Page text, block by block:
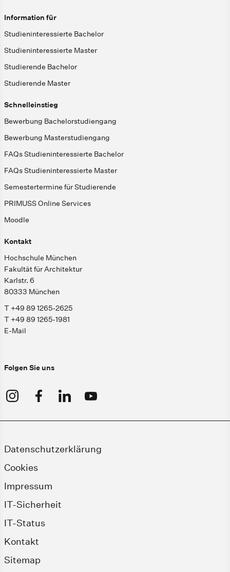
Information für
Studieninteressierte Bachelor
Studieninteressierte Master
Studierende Bachelor
Studierende Master
Schnelleinstieg
Bewerbung Bachelorstudiengang
Bewerbung Masterstudiengang
FAQs Studieninteressierte Bachelor
FAQs Studieninteressierte Master
Semestertermine für Studierende
PRIMUSS Online Services
Moodle
Kontakt
Hochschule München
Fakultät für Architektur
Karlstr. 6
80333 München
T +49 89 1265-2625
T +49 89 1265-1981
E-Mail
Folgen Sie uns
Datenschutzerklärung
Cookies
Impressum
IT-Sicherheit
IT-Status
Kontakt
Sitemap